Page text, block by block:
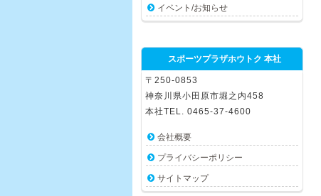
イベント/お知らせ
スポーツプラザホウトク 本社
〒250-0853
神奈川県小田原市堀之内458
本社TEL. 0465-37-4600
会社概要
プライバシーポリシー
サイトマップ